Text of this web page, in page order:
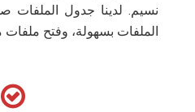
نسيم. لدينا جدول
الملفات بسهولة، وفتح